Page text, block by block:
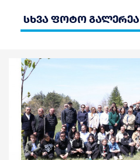
სხვა ფოტო გალერეა